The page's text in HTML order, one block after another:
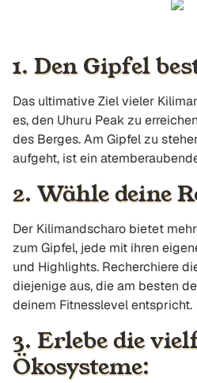
1. Den Gipfel
Das ultimative Ziel vieler
es, den Uhuru Peak zu
des Berges. Am Gipfel zu
aufgeht, ist ein
2. Wähle deine
Der Kilimandscharo bietet
zum Gipfel, jede mit ihren
und Highlights. Recherchiere
diejenige aus, die am besten
deinem Fitnesslevel entspricht.
3. Erlebe die
Ökosysteme: